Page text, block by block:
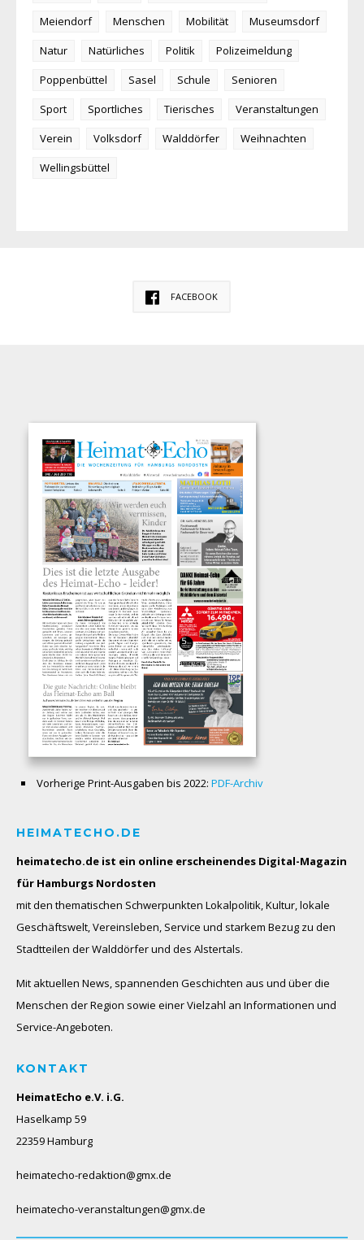
Meiendorf
Menschen Mobilität
Museumsdorf
Natur
Natürliches Politik
Polizeimeldung
Poppenbüttel
Sasel Schule
Senioren
Sport
Sportliches Tierisches
Veranstaltungen
Verein
Volksdorf Walddörfer
Weihnachten
Wellingsbüttel
FACEBOOK
Vorherige Print-Ausgaben bis 2022: PDF-Archiv
HEIMATECHO.DE
heimatecho.de ist ein online erscheinendes Digital-Magazin
für Hamburgs Nordosten
mit den thematischen Schwerpunkten Lokalpolitik, Kultur, lokale
Geschäftswelt, Vereinsleben, Service und starkem Bezug zu den
Stadtteilen der Walddörfer und des Alstertals.
Mit aktuellen News, spannenden Geschichten aus und über die
Menschen der Region sowie einer Vielzahl an Informationen und
Service-Angeboten.
KONTAKT
HeimatEcho e.V. i.G.
Haselkamp 59
22359 Hamburg
heimatecho-redaktion@gmx.de
heimatecho-veranstaltungen@gmx.de